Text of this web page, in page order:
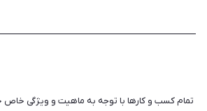
تمام کسب‌ و کارها با توجه به ماهیت و ویژگی خاص